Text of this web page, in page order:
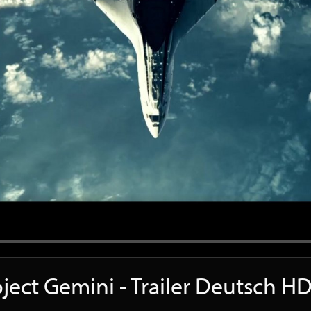
Gemini - Trailer Deutsch